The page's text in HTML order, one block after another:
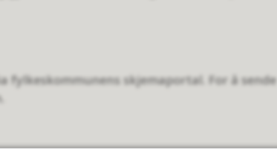
fylkeskommunens skjemaportal. For å sende